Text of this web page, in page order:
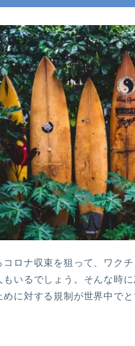
コロナ収束を狙って、ワク
もいるでしょう。そんな時
めに対する規制が世界中で